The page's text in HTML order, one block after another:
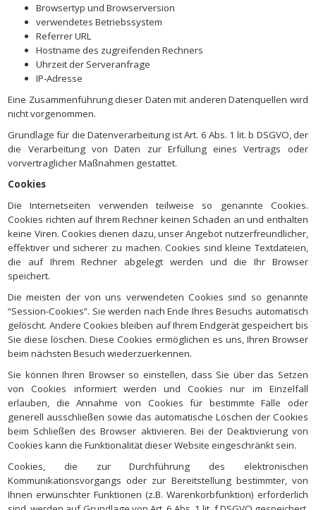
Browsertyp und Browserversion
verwendetes Betriebssystem
Referrer URL
Hostname des zugreifenden Rechners
Uhrzeit der Serveranfrage
IP-Adresse
Eine Zusammenführung dieser Daten mit anderen Datenquellen wird
nicht vorgenommen.
Grundlage für die Datenverarbeitung ist Art. 6 Abs. 1 lit. b DSGVO, der
die Verarbeitung von Daten zur Erfüllung eines Vertrags oder
vorvertraglicher Maßnahmen gestattet.
Cookies
Die Internetseiten verwenden teilweise so genannte Cookies.
Cookies richten auf Ihrem Rechner keinen Schaden an und enthalten
keine Viren. Cookies dienen dazu, unser Angebot nutzerfreundlicher,
effektiver und sicherer zu machen. Cookies sind kleine Textdateien,
die auf Ihrem Rechner abgelegt werden und die Ihr Browser
speichert.
Die meisten der von uns verwendeten Cookies sind so genannte
“Session-Cookies”. Sie werden nach Ende Ihres Besuchs automatisch
gelöscht. Andere Cookies bleiben auf Ihrem Endgerät gespeichert bis
Sie diese löschen. Diese Cookies ermöglichen es uns, Ihren Browser
beim nächsten Besuch wiederzuerkennen.
Sie können Ihren Browser so einstellen, dass Sie über das Setzen
von Cookies informiert werden und Cookies nur im Einzelfall
erlauben, die Annahme von Cookies für bestimmte Fälle oder
generell ausschließen sowie das automatische Löschen der Cookies
beim Schließen des Browser aktivieren. Bei der Deaktivierung von
Cookies kann die Funktionalität dieser Website eingeschränkt sein.
Cookies, die zur Durchführung des elektronischen
Kommunikationsvorgangs oder zur Bereitstellung bestimmter, von
Ihnen erwünschter Funktionen (z.B. Warenkorbfunktion) erforderlich